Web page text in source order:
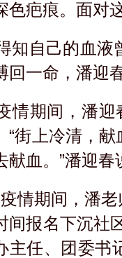
色疤痕。面对
知自己的血液
回一命，潘迎
情期间，潘迎
“街上冷清，
献血。”潘迎春
疫情期间，潘
间报名下沉社
主任、团委书